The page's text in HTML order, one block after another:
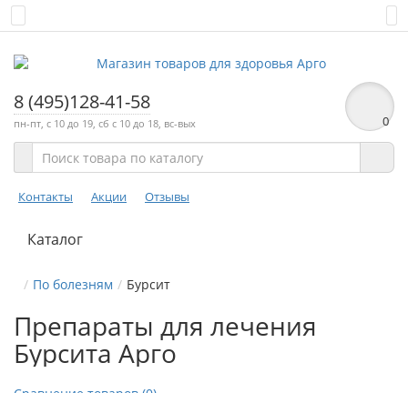
8 (495)128-41-58
пн-пт, с 10 до 19, сб с 10 до 18, вс-вых 0
Контакты Акции Отзывы
Каталог
По болезням Бурсит
Препараты для лечения
Бурсита Арго